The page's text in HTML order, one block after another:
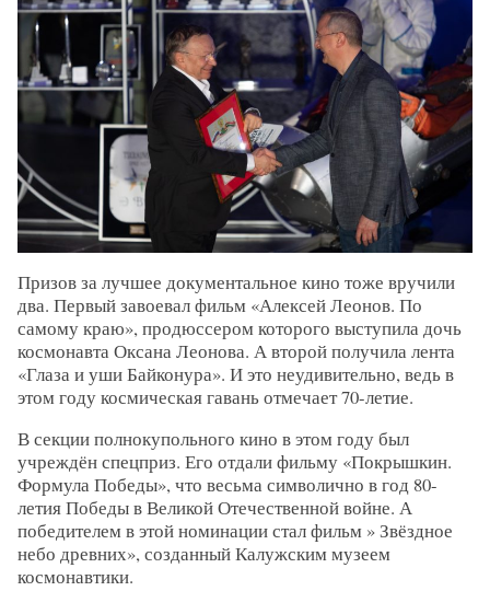
Призов за лучшее документальное кино тоже вручили
два. Первый завоевал фильм «Алексей Леонов. По
самому краю», продюссером которого выступила дочь
космонавта Оксана Леонова. А второй получила лента
«Глаза и уши Байконура». И это неудивительно, ведь в
этом году космическая гавань отмечает 70-летие.
В секции полнокупольного кино в этом году был
учреждён спецприз. Его отдали фильму «Покрышкин.
Формула Победы», что весьма символично в год 80-
летия Победы в Великой Отечественной войне. А
победителем в этой номинации стал фильм » Звёздное
небо древних», созданный Калужским музеем
космонавтики.